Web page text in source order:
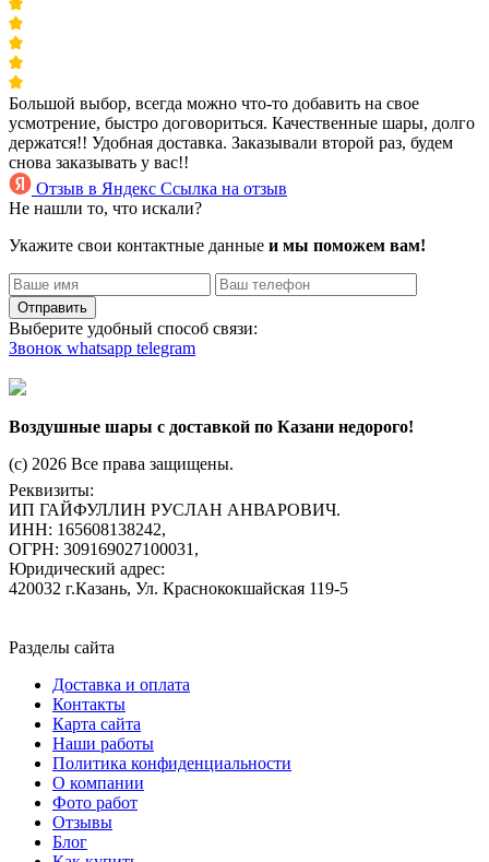
Большой выбор, всегда можно что-то добавить на свое
усмотрение, быстро договориться. Качественные шары, долго
держатся!! Удобная доставка. Заказывали второй раз, будем
снова заказывать у вас!!
Отзыв в Яндекс Ссылка на отзыв
Не нашли то, что искали?
Укажите свои контактные данные и мы поможем вам!
Отправить
Выберите удобный способ связи:
Звонок whatsapp telegram
Воздушные шары с доставкой по Казани недорого!
(c) 2026 Все права защищены.
Реквизиты:
ИП ГАЙФУЛЛИН РУСЛАН АНВАРОВИЧ.
ИНН: 165608138242,
ОГРН: 309169027100031,
Юридический адрес:
420032 г.Казань, Ул. Краснококшайская 119-5
Разделы сайта
Доставка и оплата
Контакты
Карта сайта
Наши работы
Политика конфиденциальности
О компании
Фото работ
Отзывы
Блог